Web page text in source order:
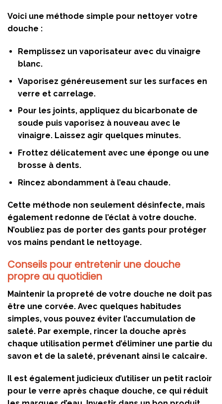
Voici une méthode simple pour nettoyer votre
douche :
Remplissez un vaporisateur avec du vinaigre
blanc.
Vaporisez généreusement sur les surfaces en
verre et carrelage.
Pour les joints, appliquez du bicarbonate de
soude puis vaporisez à nouveau avec le
vinaigre. Laissez agir quelques minutes.
Frottez délicatement avec une éponge ou une
brosse à dents.
Rincez abondamment à l’eau chaude.
Cette méthode non seulement désinfecte, mais
également redonne de l’éclat à votre douche.
N’oubliez pas de porter des gants pour protéger
vos mains pendant le nettoyage.
Conseils pour entretenir une douche
propre au quotidien
Maintenir la propreté de votre douche ne doit pas
être une corvée. Avec quelques habitudes
simples, vous pouvez éviter l’accumulation de
saleté. Par exemple, rincer la douche après
chaque utilisation permet d’éliminer une partie du
savon et de la saleté, prévenant ainsi le calcaire.
Il est également judicieux d’utiliser un petit racloir
pour le verre après chaque douche, ce qui réduit